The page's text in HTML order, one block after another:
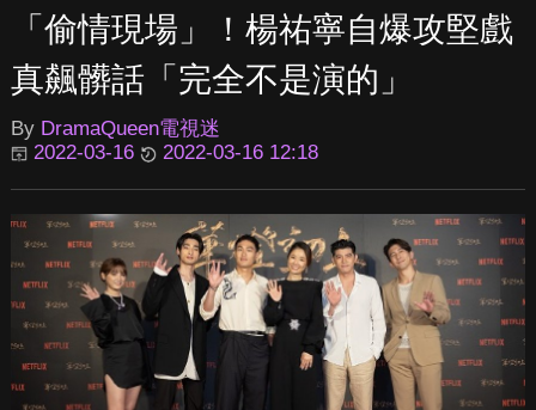
「偷情現場」！楊祐寧自爆攻堅戲
真飆髒話「完全不是演的」
By DramaQueen電視迷
2022-03-16
2022-03-16 12:18